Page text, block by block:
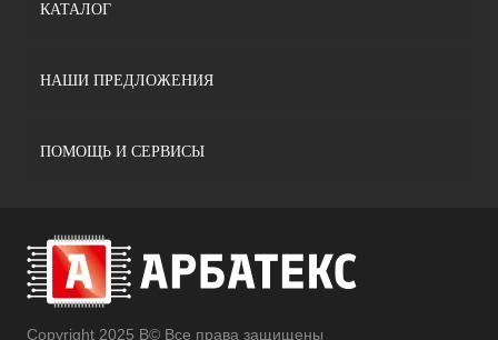
КАТАЛОГ
НАШИ ПРЕДЛОЖЕНИЯ
ПОМОЩЬ И СЕРВИСЫ
Copyright 2025 В© Все права защищены